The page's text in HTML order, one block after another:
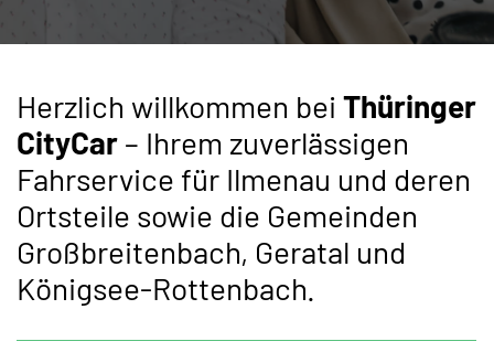
Herzlich willkommen bei Thüringer
CityCar – Ihrem zuverlässigen
Fahrservice für Ilmenau und deren
Ortsteile sowie die Gemeinden
Großbreitenbach, Geratal und
Königsee-Rottenbach.